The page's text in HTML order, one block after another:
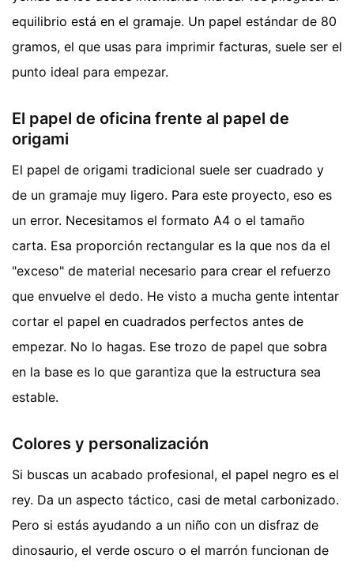
equilibrio está en el gramaje. Un papel estándar de 80
gramos, el que usas para imprimir facturas, suele ser el
punto ideal para empezar.
El papel de oficina frente al papel de
origami
El papel de origami tradicional suele ser cuadrado y
de un gramaje muy ligero. Para este proyecto, eso es
un error. Necesitamos el formato A4 o el tamaño
carta. Esa proporción rectangular es la que nos da el
"exceso" de material necesario para crear el refuerzo
que envuelve el dedo. He visto a mucha gente intentar
cortar el papel en cuadrados perfectos antes de
empezar. No lo hagas. Ese trozo de papel que sobra
en la base es lo que garantiza que la estructura sea
estable.
Colores y personalización
Si buscas un acabado profesional, el papel negro es el
rey. Da un aspecto táctico, casi de metal carbonizado.
Pero si estás ayudando a un niño con un disfraz de
dinosaurio, el verde oscuro o el marrón funcionan de